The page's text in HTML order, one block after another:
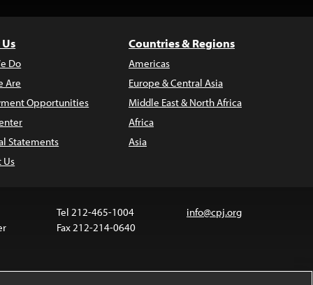
Do
Are
Opportunities
Statements
Us
Countries & Regions
Americas
Europe & Central Asia
Middle East & North Africa
Africa
Asia
Tel 212-465-1004
Fax 212-214-0640
info@cpj.org